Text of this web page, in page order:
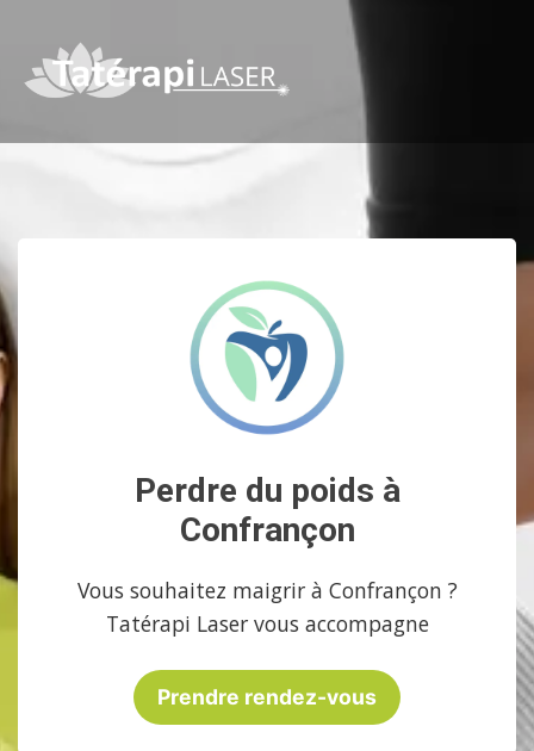
Perdre du poids à
Confrançon
Vous souhaitez maigrir à Confrançon ?
Tatérapi Laser vous accompagne
Prendre rendez-vous